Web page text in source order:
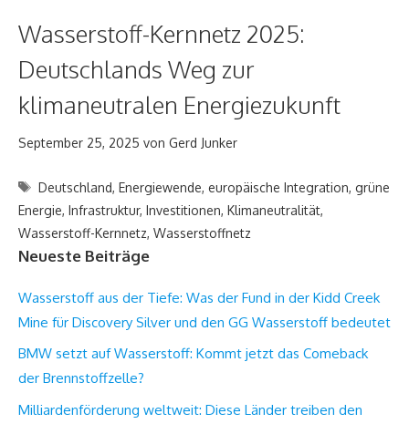
Wasserstoff-Kernnetz 2025:
Deutschlands Weg zur
klimaneutralen Energiezukunft
September 25, 2025 von Gerd Junker
Schlagwörter
Deutschland,Energiewende,europäische Integration,grüne
Energie, Infrastruktur, Investitionen, Klimaneutralität,
Wasserstoff-Kernnetz, Wasserstoffnetz
Neueste Beiträge
Wasserstoff aus der Tiefe: Was der Fund in der Kidd Creek
Mine für Discovery Silver und den GG Wasserstoff bedeutet
BMW setzt auf Wasserstoff: Kommt jetzt das Comeback
der Brennstoffzelle?
Milliardenförderung weltweit: Diese Länder treiben den